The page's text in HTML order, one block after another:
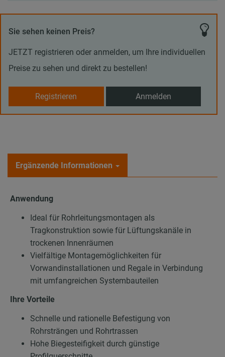
Sie sehen keinen Preis?
JETZT registrieren oder anmelden, um Ihre individuellen
Preise zu sehen und direkt zu bestellen!
Registrieren Anmelden
Ergänzende Informationen
Anwendung
Ideal für Rohrleitungsmontagen als
Tragkonstruktion sowie für Lüftungskanäle in
trockenen Innenräumen
Vielfältige Montagemöglichkeiten für
Vorwandinstallationen und Regale in Verbindung
mit umfangreichen Systembauteilen
Ihre Vorteile
Schnelle und rationelle Befestigung von
Rohrsträngen und Rohrtrassen
Hohe Biegesteifigkeit durch günstige